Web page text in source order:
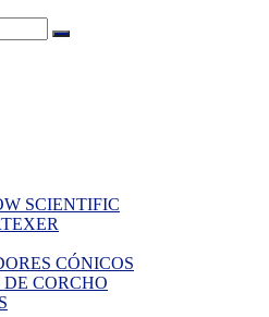
SCIENTIFIC
CÓNICOS
DE CORCHO